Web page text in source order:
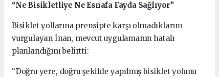
“Ne Bisikletliye Ne Esnafa Fayda Sağlıyor”
Bisiklet yollarına prensipte karşı olmadıklarını
vurgulayan İnan, mevcut uygulamanın hatalı
planlandığını belirtti:
“Doğru yere, doğru şekilde yapılmış bisiklet yolunu